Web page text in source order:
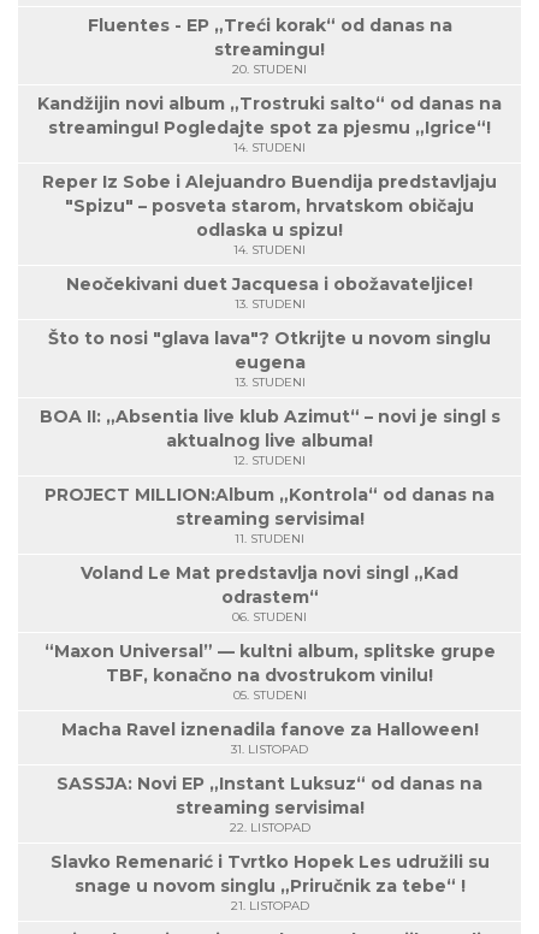
Fluentes - EP „Treći korak“ od danas na
streamingu!
20. STUDENI
Kandžijin novi album „Trostruki salto“ od danas na
streamingu! Pogledajte spot za pjesmu „Igrice“!
14. STUDENI
Reper Iz Sobe i Alejuandro Buendija predstavljaju
"Spizu" – posveta starom, hrvatskom običaju
odlaska u spizu!
14. STUDENI
Neočekivani duet Jacquesa i obožavateljice!
13. STUDENI
Što to nosi "glava lava"? Otkrijte u novom singlu
eugena
13. STUDENI
BOA II: „Absentia live klub Azimut“ – novi je singl s
aktualnog live albuma!
12. STUDENI
PROJECT MILLION:Album „Kontrola“ od danas na
streaming servisima!
11. STUDENI
Voland Le Mat predstavlja novi singl „Kad
odrastem“
06. STUDENI
“Maxon Universal” — kultni album, splitske grupe
TBF, konačno na dvostrukom vinilu!
05. STUDENI
Macha Ravel iznenadila fanove za Halloween!
31. LISTOPAD
SASSJA: Novi EP „Instant Luksuz“ od danas na
streaming servisima!
22. LISTOPAD
Slavko Remenarić i Tvrtko Hopek Les udružili su
snage u novom singlu „Priručnik za tebe“ !
21. LISTOPAD